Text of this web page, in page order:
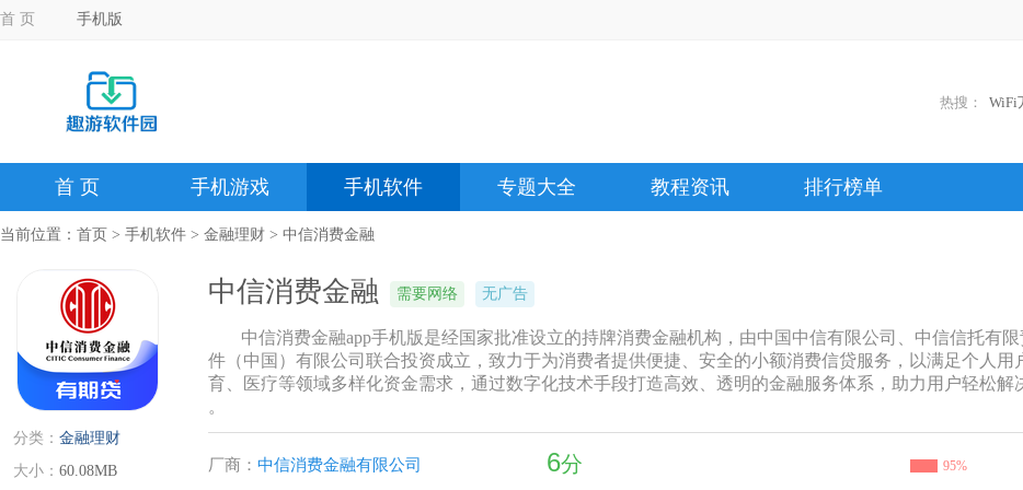
首 页 手机版
热搜： WiFi
首 页 手机游戏 手机软件 专题大全 教程资讯 排行榜单
当前位置： 首页 > 手机软件 > 金融理财 > 中信消费金融
分类： 金融理财
大小： 60.08MB
中信消费金融 需要网络 无广告
中信消费金融app手机版是经国家批准设立的持牌消费金融机构，由中国中信有限公司、中信信托有
件（中国）有限公司联合投资成立，致力于为消费者提供便捷、安全的小额消费信贷服务，以满足个人用
育、医疗等领域多样化资金需求，通过数字化技术手段打造高效、透明的金融服务体系，助力用户轻松解
。
厂商： 中信消费金融有限公司 6分 95%